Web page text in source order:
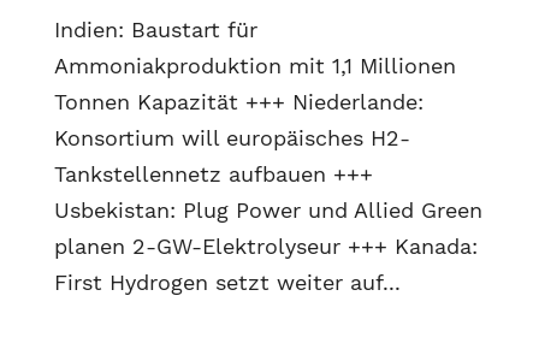
Indien: Baustart für
Ammoniakproduktion mit 1,1 Millionen
Tonnen Kapazität +++ Niederlande:
Konsortium will europäisches H2-
Tankstellennetz aufbauen +++
Usbekistan: Plug Power und Allied Green
planen 2-GW-Elektrolyseur +++ Kanada:
First Hydrogen setzt weiter auf...